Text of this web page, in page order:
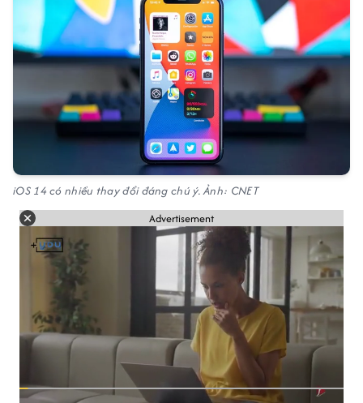
iOS 14 có nhiều thay đổi đáng chú ý. Ảnh: CNET
Advertisement